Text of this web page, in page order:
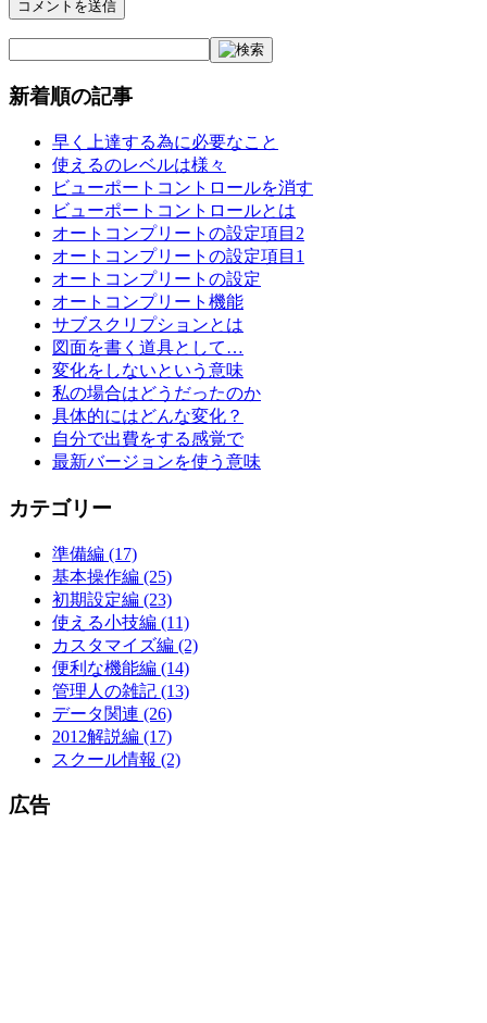
新着順の記事
早く上達する為に必要なこと
使えるのレベルは様々
ビューポートコントロールを消す
ビューポートコントロールとは
オートコンプリートの設定項目2
オートコンプリートの設定項目1
オートコンプリートの設定
オートコンプリート機能
サブスクリプションとは
図面を書く道具として…
変化をしないという意味
私の場合はどうだったのか
具体的にはどんな変化？
自分で出費をする感覚で
最新バージョンを使う意味
カテゴリー
準備編 (17)
基本操作編 (25)
初期設定編 (23)
使える小技編 (11)
カスタマイズ編 (2)
便利な機能編 (14)
管理人の雑記 (13)
データ関連 (26)
2012解説編 (17)
スクール情報 (2)
広告